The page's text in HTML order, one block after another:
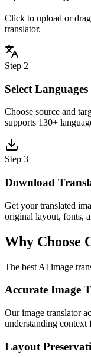
Click to upload or
translator.
Step 2
Select Languages
Choose source and
supports 130+
Step 3
Download
Get your translated
original layout, fonts,
Why Choose
The best AI image
Accurate Image
Our image translator
understanding context
Layout